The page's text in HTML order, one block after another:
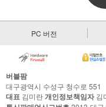
PC 버전
버블팜
대구광역시 수성구 청수로 551
대표 김미란개인정보책임자김